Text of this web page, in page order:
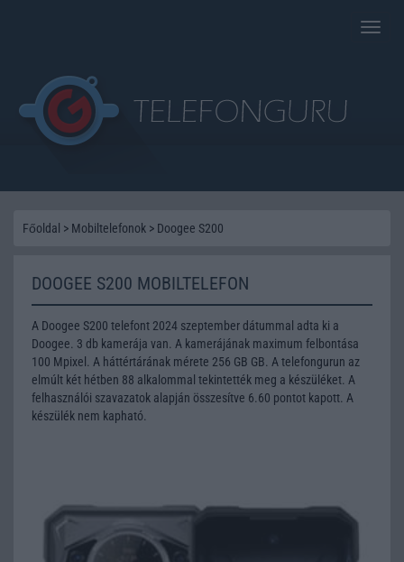
Toggle
Főoldal > Mobiltelefonok > Doogee S200
DOOGEE S200 MOBILTELEFON
A Doogee S200 telefont 2024 szeptember dátummal adta ki a
Doogee. 3 db kamerája van. A kamerájának maximum felbontása
100 Mpixel. A háttértárának mérete 256 GB GB. A telefongurun az
elmúlt két hétben 88 alkalommal tekintették meg a készüléket. A
felhasználói szavazatok alapján összesítve 6.60 pontot kapott. A
készülék nem kapható.